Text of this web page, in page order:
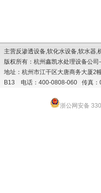
主营反渗透设备,软化水设备,软水器
版权所有：杭州鑫凯水处理设备公
地址：杭州市江干区大唐商务大厦2
B13 电话：400-0808-060 传真：
浙公网安备